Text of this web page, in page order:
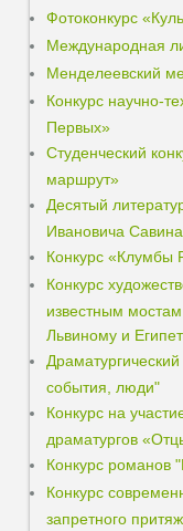
Фотоконкурс
Международная
Менделеевский
Конкурс научно-
Первых»
Студенческий
маршрут»
Десятый
Ивановича Савина
Конкурс «Клумбы
Конкурс
известным
Львиному и
события, люди"
Конкурс на
драматургов
Конкурс романов
Конкурс
запретного